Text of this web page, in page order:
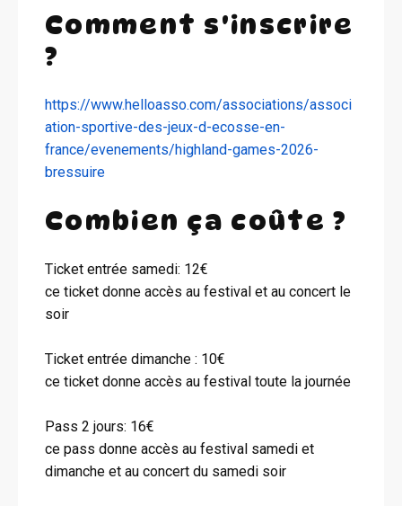
Comment s'inscrire
?
https://www.helloasso.com/associations/associ
ation-sportive-des-jeux-d-ecosse-en-
france/evenements/highland-games-2026-
bressuire
Combien ça coûte ?
Ticket entrée samedi: 12€
ce ticket donne accès au festival et au concert le
soir
Ticket entrée dimanche : 10€
ce ticket donne accès au festival toute la journée
Pass 2 jours: 16€
ce pass donne accès au festival samedi et
dimanche et au concert du samedi soir